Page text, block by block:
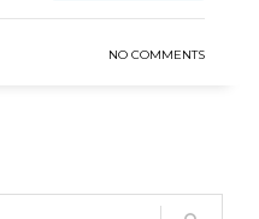
NO COMMENTS